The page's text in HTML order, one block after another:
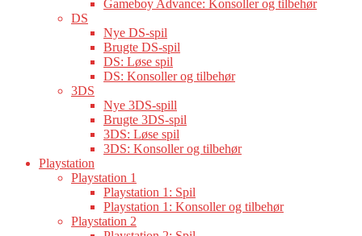
Gameboy Advance: Konsoller og tilbehør
DS
Nye DS-spil
Brugte DS-spil
DS: Løse spil
DS: Konsoller og tilbehør
3DS
Nye 3DS-spill
Brugte 3DS-spil
3DS: Løse spil
3DS: Konsoller og tilbehør
Playstation
Playstation 1
Playstation 1: Spil
Playstation 1: Konsoller og tilbehør
Playstation 2